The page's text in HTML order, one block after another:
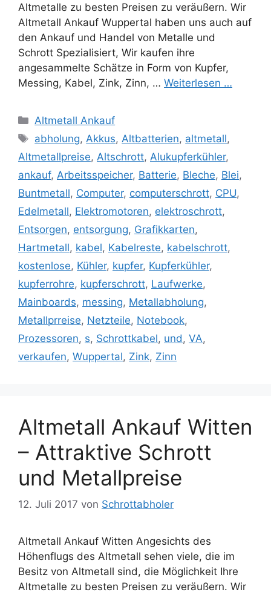
Altmetalle zu besten Preisen zu veräußern. Wir
Altmetall Ankauf Wuppertal haben uns auch auf
den Ankauf und Handel von Metalle und
Schrott Spezialisiert, Wir kaufen ihre
angesammelte Schätze in Form von Kupfer,
Messing, Kabel, Zink, Zinn, … Weiterlesen …
Kategorien
Altmetall Ankauf
Schlagwörter
abholung, Akkus, Altbatterien, altmetall,
Altmetallpreise, Altschrott, Alukupferkühler,
ankauf, Arbeitsspeicher, Batterie, Bleche, Blei,
Buntmetall, Computer, computerschrott, CPU,
Edelmetall, Elektromotoren, elektroschrott,
Entsorgen, entsorgung, Grafikkarten,
Hartmetall, kabel, Kabelreste, kabelschrott,
kostenlose, Kühler, kupfer, Kupferkühler,
kupferrohre, kupferschrott, Laufwerke,
Mainboards, messing, Metallabholung,
Metallprreise, Netzteile, Notebook,
Prozessoren, s, Schrottkabel, und , VA,
verkaufen, Wuppertal, Zink, Zinn
Altmetall Ankauf Witten
– Attraktive Schrott
und Metallpreise
12. Juli 2017 von Schrottabholer
Altmetall Ankauf Witten Angesichts des
Höhenflugs des Altmetall sehen viele, die im
Besitz von Altmetall sind, die Möglichkeit Ihre
Altmetalle zu besten Preisen zu veräußern. Wir